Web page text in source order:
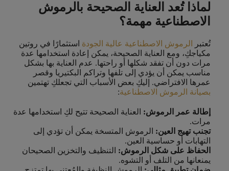
لماذا تُعد العناية الصحيحة بالرموش
الاصطناعية مهمة؟
تُعتبر الرموش الاصطناعية عالية الجودة استثمارًا في روتين
مكياجكِ، ومع العناية الصحيحة، يمكن إعادة استخدامها عدة
مرات دون أن تفقد شكلها أو راحتها. عدم العناية بها بشكل
مناسب يمكن أن يؤدي إلى تلفها وتراكم البكتيريا وقصر
عمرها الافتراضي. إليكِ بعض الأسباب التي تجعلكِ تهتمين
بصيانة الرموش الاصطناعية:
إطالة عمر الرموش: العناية الصحيحة تتيح لكِ استخدامها عدة
مرات.
تجنب تهيج العين: الرموش المتسخة يمكن أن تؤدي إلى
التهابات أو حساسية العين.
الحفاظ على شكل الرموش: التنظيف والتخزين الصحيحان
يمنعانها من التلف أو التشوه.